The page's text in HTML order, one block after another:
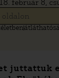
február 8,
juttattuk